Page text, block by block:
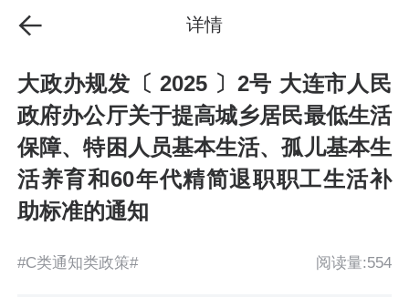
详情
大政办规发〔 2025 〕2号 大连市人民
政府办公厅关于提高城乡居民最低生活
保障、特困人员基本生活、孤儿基本生
活养育和60年代精简退职职工生活补
助标准的通知
#C类通知类政策# 阅读量:554